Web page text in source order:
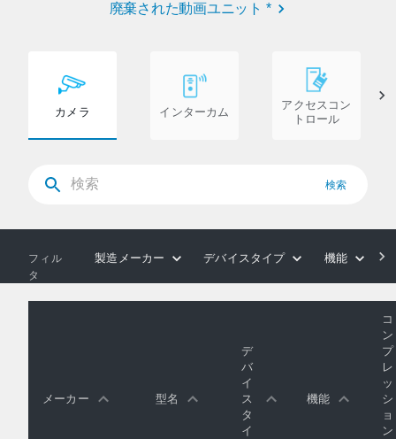
廃棄された動画ユニット *
カメラ インターカム
アクセスコン
トロール
検索
フィル
タ
製造メーカー デバイスタイプ 機能
メーカー 型名
デ
バ
イ
ス
タ
イ
機能
コ
ン
プ
レ
ッ
シ
ョ
ン